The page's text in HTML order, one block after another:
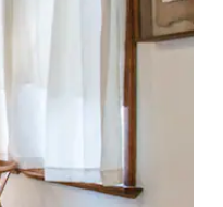
con el tacto o desliza el